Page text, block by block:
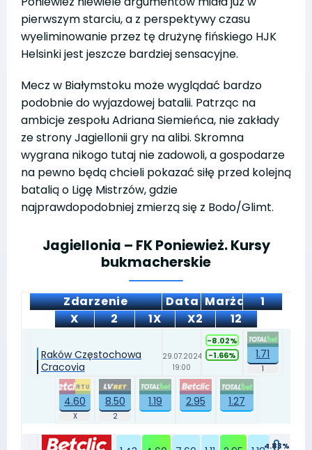
pierwszym starciu, a z perspektywy czasu
wyeliminowanie przez tę drużynę fińskiego HJK
Helsinki jest jeszcze bardziej sensacyjne.
Mecz w Białymstoku może wyglądać bardzo
podobnie do wyjazdowej batalii. Patrząc na
ambicje zespołu Adriana Siemieńca, nie zakłady
ze strony Jagiellonii gry na alibi. Skromna
wygrana nikogo tutaj nie zadowoli, a gospodarze
na pewno będą chcieli pokazać siłę przed kolejną
batalią o Ligę Mistrzów, gdzie
najprawdopodobniej zmierzą się z Bodo/Glimt.
Jagiellonia – FK Poniewież. Kursy
bukmacherskie
Zdarzenie Data
1
X
2 1X X2 12
Marża
Raków Częstochowa
Cracovia
29.07.2024
19:00
1.71
4.60 8.50 1.19 2.95 1.27
-8.02%
-1.66%
4.83%